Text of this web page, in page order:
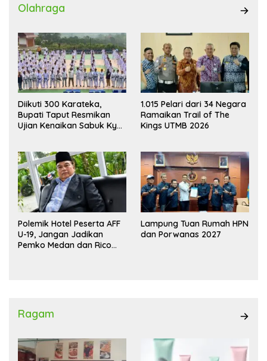
Olahraga
Diikuti 300 Karateka,
Bupati Taput Resmikan
Ujian Kenaikan Sabuk Kyu
1.015 Pelari dari 34 Negara
Ramaikan Trail of The
Kings UTMB 2026
Polemik Hotel Peserta AFF
U-19, Jangan Jadikan
Pemko Medan dan Rico
Lampung Tuan Rumah HPN
dan Porwanas 2027
Ragam